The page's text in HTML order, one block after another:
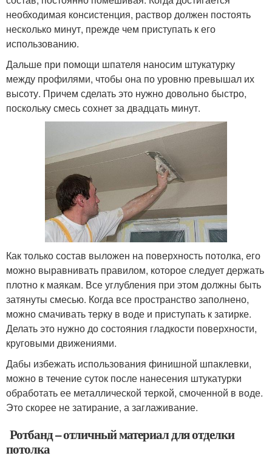
необходимая консистенция, раствор должен постоять
несколько минут, прежде чем приступать к его
использованию.
Дальше при помощи шпателя наносим штукатурку
между профилями, чтобы она по уровню превышал их
высоту. Причем сделать это нужно довольно быстро,
поскольку смесь сохнет за двадцать минут.
Как только состав выложен на поверхность потолка, его
можно выравнивать правилом, которое следует держать
плотно к маякам. Все углубления при этом должны быть
затянуты смесью. Когда все пространство заполнено,
можно смачивать терку в воде и приступать к затирке.
Делать это нужно до состояния гладкости поверхности,
круговыми движениями.
Дабы избежать использования финишной шпаклевки,
можно в течение суток после нанесения штукатурки
обработать ее металлической теркой, смоченной в воде.
Это скорее не затирание, а заглаживание.
Ротбанд – отличный материал для отделки
потолка